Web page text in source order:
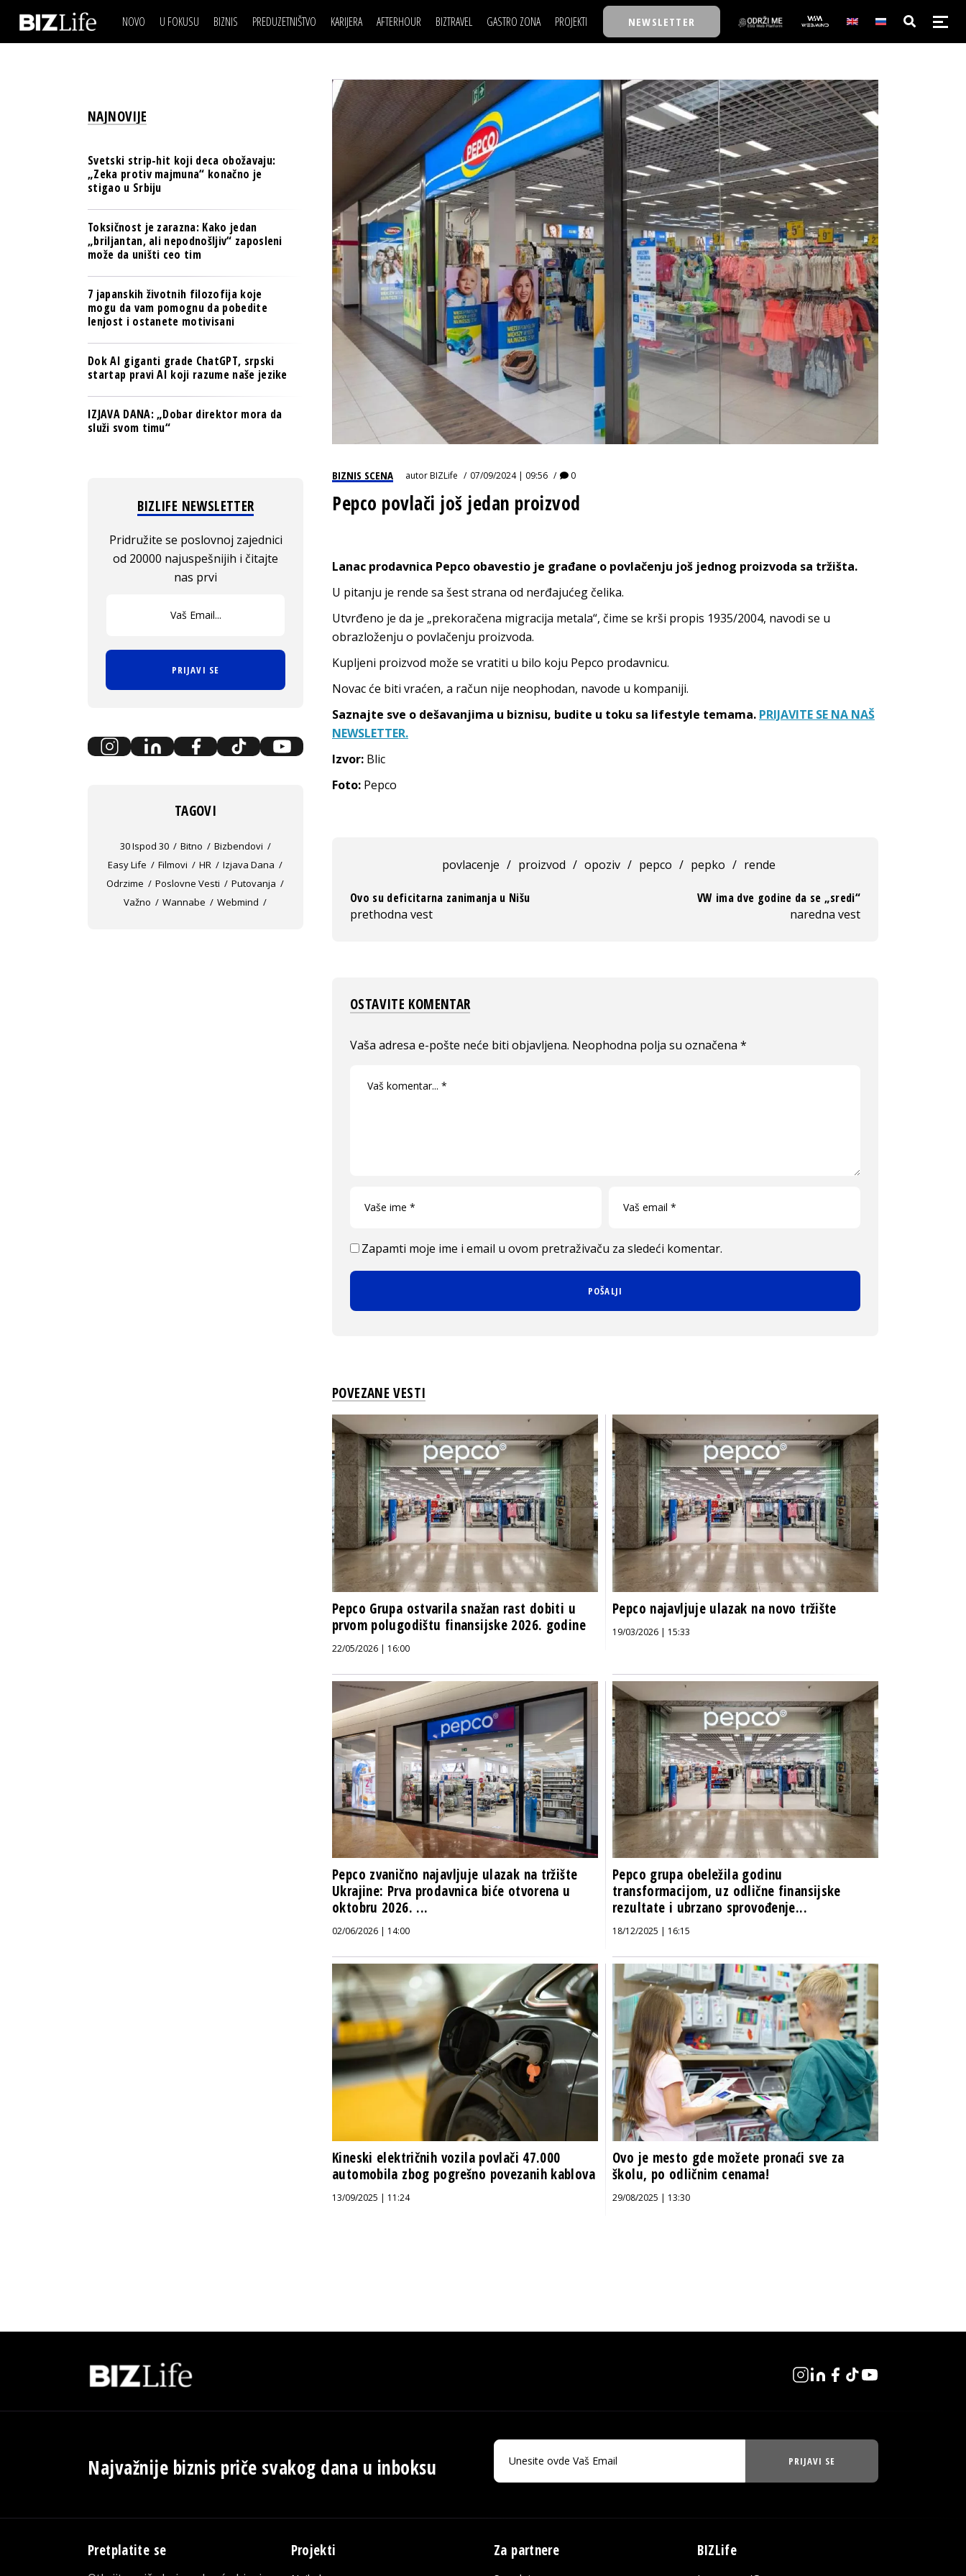
NOVO U FOKUSU BIZNIS
BANKE
TECH I AI
BIZNIS & SPORT
PULS REGIONA
NOVO NA RAFU
PREDUZETNIŠTVO KARIJERA
LJUDI (HR)
MOJ UGAO
USAVRŠAVANJE
KNOW-HOW
AFTERHOUR
KNJIGE
AUTO SVET
STIL
WELLBEING
BIZTRAVEL GASTRO ZONA PROJEKTI
TASTY TALKS
30 ISPOD 30
BACK TO OFFICE/SCHOOL
BIZBENDOVI
BIZKOLEGIJUM
BMW BIZNIS LIGA
BIZLIFE WEEK
IZJAVA GODINE
NEWSLETTER
IZJAVA DANABIZNIS SCENA
BREND I KOMUNIKACIJE
OSIGURANJE
TECH I AI
PULS REGIONA
POSAO
MOJ UGAO
USAVRŠAVANJE
KNOW-HOW
FILM I SCENA
AUTO SVET
STIL
WELLBEING
NAJKOLEGA
30 ISPOD 30
BACK TO OFFICE/SCHOOL
BIZBENDOVI
BIZKOLEGIJUM
BMW BIZNIS LIGA
BIZLIFE WEEK
IZJAVA GODINE
BIZNIS SCENA autorBIZLife 07/09/2024 | 09:56 0
Pepco povlači još jedan proizvod
Lanac prodavnica Pepco obavestio je građane o povlačenju još jednog proizvoda sa tržišta.
U pitanju je rende sa šest strana od nerđajućeg čelika.
Utvrđeno je da je „prekoračena migracija metala“, čime se krši propis 1935/2004, navodi se u
obrazloženju o povlačenju proizvoda.
Kupljeni proizvod može se vratiti u bilo koju Pepco prodavnicu.
Novac će biti vraćen, a račun nije neophodan, navode u kompaniji.
Saznajte sve o dešavanjima u biznisu, budite u toku sa lifestyle temama. PRIJAVITE SE NA NAŠ
NEWSLETTER.
Izvor: Blic
Foto: Pepco
povlacenje / proizvod / opoziv / pepco / pepko / rende
Ovo su deficitarna zanimanja u Nišu
prethodna vest
VW ima dve godine da se „sredi“
naredna vest
OSTAVITE KOMENTAR
Vaša adresa e-pošte neće biti objavljena. Neophodna polja su označena *
Zapamti moje ime i email u ovom pretraživaču za sledeći komentar.
POVEZANE VESTI
Pepco Grupa ostvarila snažan rast dobiti u
prvom polugodištu finansijske 2026. godine
22/05/2026 | 16:00
Pepco najavljuje ulazak na novo tržište
19/03/2026 | 15:33
Pepco zvanično najavljuje ulazak na tržište
Ukrajine: Prva prodavnica biće otvorena u
oktobru 2026. ...
02/06/2026 | 14:00
Pepco grupa obeležila godinu
transformacijom, uz odlične finansijske
rezultate i ubrzano sprovođenje...
18/12/2025 | 16:15
Kineski električnih vozila povlači 47.000
automobila zbog pogrešno povezanih kablova
13/09/2025 | 11:24
Ovo je mesto gde možete pronaći sve za
školu, po odličnim cenama!
29/08/2025 | 13:30
NAJNOVIJE
Svetski strip-hit koji deca obožavaju:
„Zeka protiv majmuna“ konačno je
stigao u Srbiju
Toksičnost je zarazna: Kako jedan
„briljantan, ali nepodnošljiv“ zaposleni
može da uništi ceo tim
7 japanskih životnih filozofija koje
mogu da vam pomognu da pobedite
lenjost i ostanete motivisani
Dok AI giganti grade ChatGPT, srpski
startap pravi AI koji razume naše jezike
IZJAVA DANA: „Dobar direktor mora da
služi svom timu“
BIZLIFE NEWSLETTER
Pridružite se poslovnoj zajednici
od 20000 najuspešnijih i čitajte
nas prvi
PRIJAVI SE
TAGOVI
30 Ispod 30 Bitno
Bizbendovi
Easy Life
Filmovi HR
Izjava Dana
Odrzime
Poslovne Vesti
Putovanja
Važno
Wannabe Webmind
Najvažnije biznis priče svakog dana u inboksu PRIJAVI SE
Pretplatite se Projekti Za partnere BIZLife